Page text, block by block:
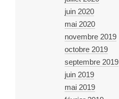
juin 2020
mai 2020
novembre 2019
octobre 2019
septembre 2019
juin 2019
mai 2019